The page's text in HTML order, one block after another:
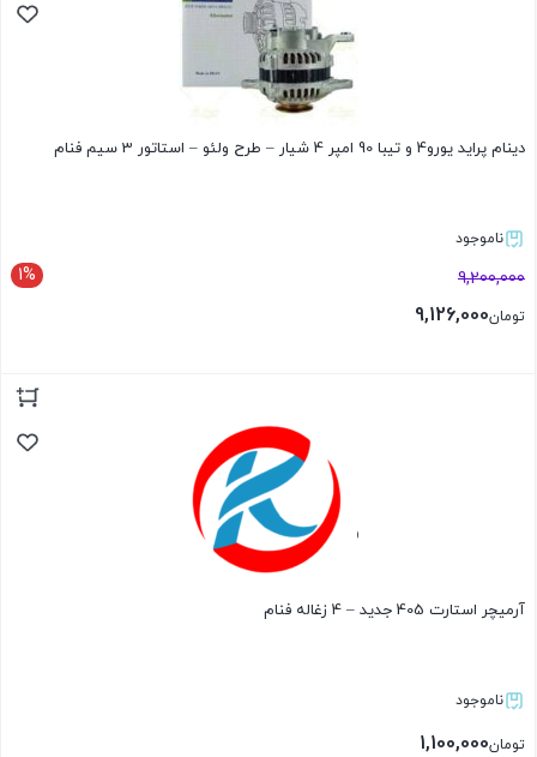
دینام پراید یورو4 و تیبا 90 امپر 4 شیار – طرح ولئو – استاتور 3 سیم فنام
ناموجود
1% 9,200,000
تومان9,126,000
آرمیچر استارت 405 جدید – 4 زغاله فنام
ناموجود
تومان1,100,000